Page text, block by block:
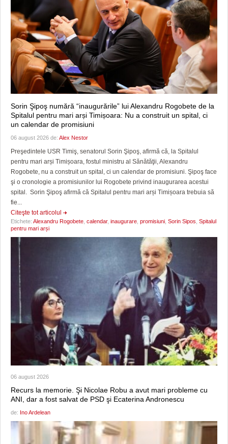
Sorin Şipoş numără “inaugurările” lui Alexandru Rogobete de la
Spitalul pentru mari arși Timișoara: Nu a construit un spital, ci
un calendar de promisiuni
06 august 2026 de: Alex Nestor
Preşedintele USR Timiş, senatorul Sorin Şipoş, afirmă că, la Spitalul
pentru mari arși Timișoara, fostul ministru al Sănătăţii, Alexandru
Rogobete, nu a construit un spital, ci un calendar de promisiuni. Şipoş face
şi o cronologie a promisiunilor lui Rogobete privind inaugurarea acestui
spital. Sorin Şipoş afirmă că Spitalul pentru mari arși Timișoara trebuia să
fie...
Citeşte tot articolul
Etichete: Alexandru Rogobete calendar, inaugurare promisiuni Sorin Sipos Spitalul
pentru mari arși
06 august 2026
Recurs la memorie. Şi Nicolae Robu a avut mari probleme cu
ANI, dar a fost salvat de PSD şi Ecaterina Andronescu
de: Ino Ardelean